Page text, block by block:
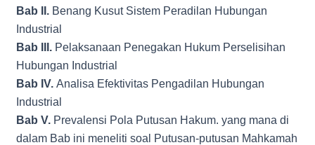
Bab II.Benang Kusut Sistem Peradilan Hubungan
Industrial
Bab III.Pelaksanaan Penegakan Hukum Perselisihan
Hubungan Industrial
Bab IV.Analisa Efektivitas Pengadilan Hubungan
Industrial
Bab V.Prevalensi Pola Putusan Hakum. yang mana di
dalam Bab ini meneliti soal Putusan-putusan Mahkamah